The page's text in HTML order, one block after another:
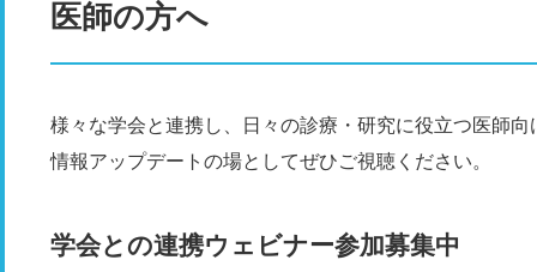
医師の方へ
様々な学会と連携し、日々の診療・研究に役立つ医師
情報アップデートの場としてぜひご視聴ください。
学会との連携ウェビナー参加募集中